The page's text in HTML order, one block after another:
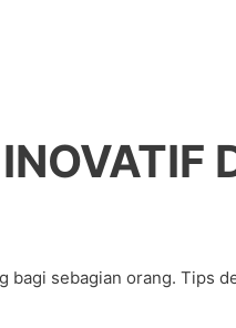
sebagian orang.